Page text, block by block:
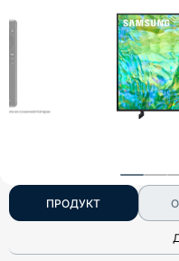
ПРОДУКТ